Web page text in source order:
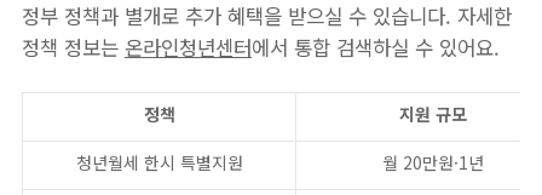
정부 정책과 별개로 추가 혜택을 받으실 수 있습니다. 자세한
정책 정보는 온라인청년센터에서 통합 검색하실 수 있어요.
정책
지원 규모
청년월세 한시 특별지원
월 20만원·1년